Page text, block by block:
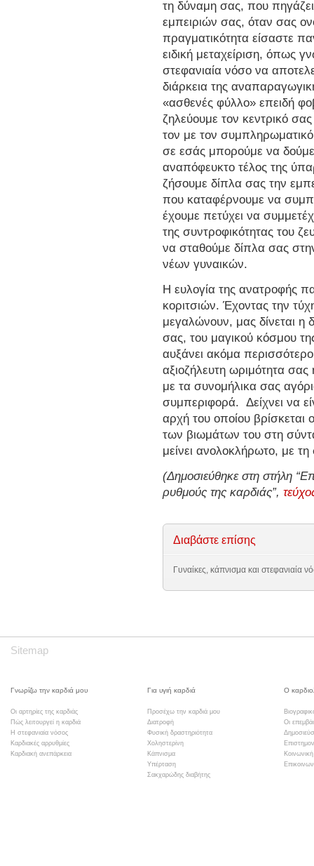
τη δύναμη σας, που
εμπειριών σας, όταν σας
πραγματικότητα είσαστε
ειδική μεταχείριση, όπως
στεφανιαία νόσο να
διάρκεια της
«ασθενές φύλλο» επειδή
ζηλεύουμε τον κεντρικό
τον με τον
σε εσάς μπορούμε να
αναπόφευκτο τέλος της
ζήσουμε δίπλα σας την
που καταφέρνουμε να
έχουμε πετύχει να
της συντροφικότητας του
να σταθούμε δίπλα σας
νέων γυναικών.
Η ευλογία της ανατροφής
κοριτσιών. Έχοντας την
μεγαλώνουν, μας δίνεται η
σας, του μαγικού κόσμου
αυξάνει ακόμα
αξιοζήλευτη ωριμότητα
με τα συνομήλικα σας
συμπεριφορά. Δείχνει να
αρχή του οποίου
των βιωμάτων του στη
μείνει ανολοκλήρωτο, με
(Δημοσιεύθηκε στη στήλη
ρυθμούς της καρδιάς”,
Διαβάστε επίσης
Γυναίκες, κάπνισμα και στεφανιαία
Sitemap
Γνωρίζω την καρδιά μου
Οι αρτηρίες της καρδιάς
Πώς λειτουργεί η καρδιά
Η στεφανιαία νόσος
Καρδιακές αρρυθμίες
Καρδιακή ανεπάρκεια
Για υγιή καρδιά
Προσέχω την καρδιά μου
Διατροφή
Φυσική δραστηριότητα
Χοληστερίνη
Κάπνισμα
Υπέρταση
Σακχαρώδης διαβήτης
Ο
Οι